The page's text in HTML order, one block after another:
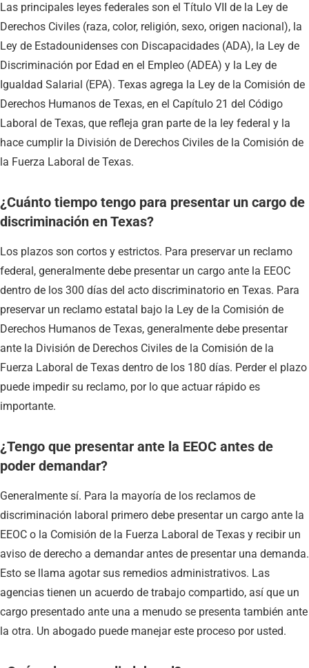
Las principales leyes federales son el Título VII de la Ley de
Derechos Civiles (raza, color, religión, sexo, origen nacional), la
Ley de Estadounidenses con Discapacidades (ADA), la Ley de
Discriminación por Edad en el Empleo (ADEA) y la Ley de
Igualdad Salarial (EPA). Texas agrega la Ley de la Comisión de
Derechos Humanos de Texas, en el Capítulo 21 del Código
Laboral de Texas, que refleja gran parte de la ley federal y la
hace cumplir la División de Derechos Civiles de la Comisión de
la Fuerza Laboral de Texas.
¿Cuánto tiempo tengo para presentar un cargo de
discriminación en Texas?
Los plazos son cortos y estrictos. Para preservar un reclamo
federal, generalmente debe presentar un cargo ante la EEOC
dentro de los 300 días del acto discriminatorio en Texas. Para
preservar un reclamo estatal bajo la Ley de la Comisión de
Derechos Humanos de Texas, generalmente debe presentar
ante la División de Derechos Civiles de la Comisión de la
Fuerza Laboral de Texas dentro de los 180 días. Perder el plazo
puede impedir su reclamo, por lo que actuar rápido es
importante.
¿Tengo que presentar ante la EEOC antes de
poder demandar?
Generalmente sí. Para la mayoría de los reclamos de
discriminación laboral primero debe presentar un cargo ante la
EEOC o la Comisión de la Fuerza Laboral de Texas y recibir un
aviso de derecho a demandar antes de presentar una demanda.
Esto se llama agotar sus remedios administrativos. Las
agencias tienen un acuerdo de trabajo compartido, así que un
cargo presentado ante una a menudo se presenta también ante
la otra. Un abogado puede manejar este proceso por usted.